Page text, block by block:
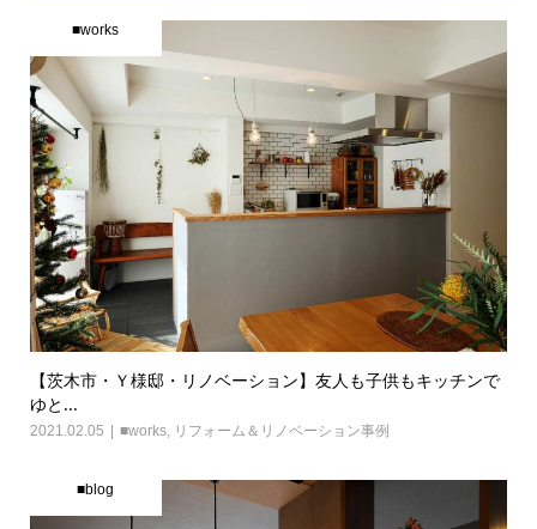
■works
【茨木市・Ｙ様邸・リノベーション】友人も子供もキッチンで
ゆと...
2021.02.05 ■works, リフォーム＆リノベーション事例
■blog